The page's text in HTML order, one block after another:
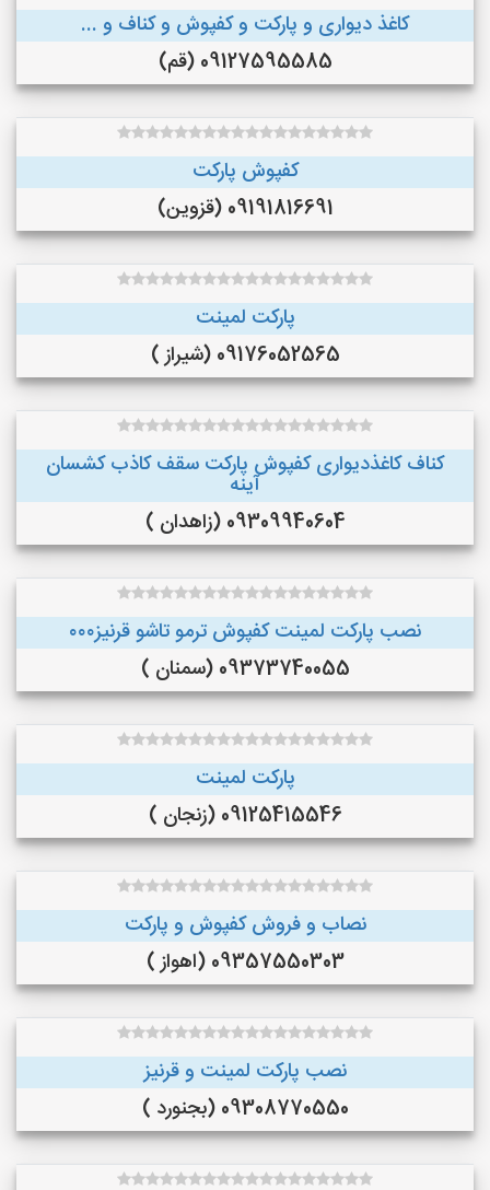
کاغذ دیواری و پارکت و کفپوش و کناف و ...
09127595585 (قم)
کفپوش پارکت
09191816691 (قزوین)
پارکت لمینت
09176052565 (شیراز )
کناف کاغذدیواری کفپوش پارکت سقف کاذب کشسان
آینه
09309940604 (زاهدان )
نصب پارکت لمینت کفپوش ترمو تاشو قرنیز۰۰۰
09373740055 (سمنان )
پارکت لمینت
09125415546 (زنجان )
نصاب و فروش کفپوش و پارکت
09357550303 (اهواز )
نصب پارکت لمینت و قرنیز
09308770550 (بجنورد )